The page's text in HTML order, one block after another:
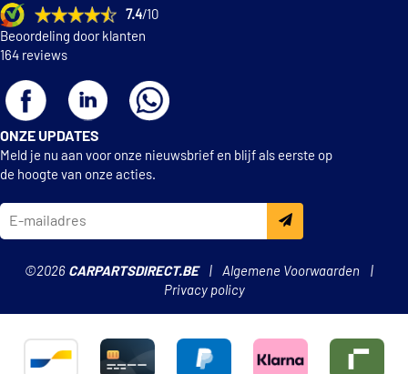
7.4/10
Beoordeling door klanten
164 reviews
ONZE UPDATES
Meld je nu aan voor onze nieuwsbrief en blijf als eerste op
de hoogte van onze acties.
©2026 CARPARTSDIRECT.BE
Algemene Voorwaarden
Privacy policy